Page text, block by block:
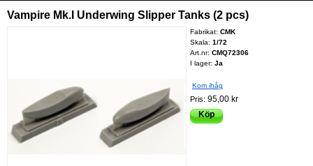
Vampire Mk.I Underwing Slipper Tanks (2 pcs)
Fabrikat: CMK
Skala: 1/72
Art.nr: CMQ72306
I lager: Ja
Kom ihåg
Pris: 95,00 kr
Köp